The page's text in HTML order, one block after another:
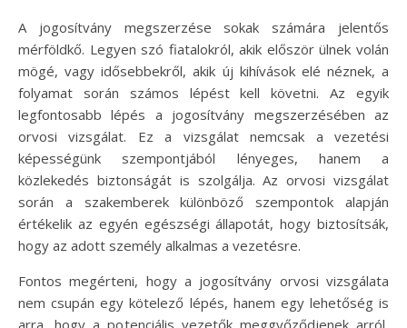
A jogosítvány megszerzése sokak számára jelentős
mérföldkő. Legyen szó fiatalokról, akik először ülnek volán
mögé, vagy idősebbekről, akik új kihívások elé néznek, a
folyamat során számos lépést kell követni. Az egyik
legfontosabb lépés a jogosítvány megszerzésében az
orvosi vizsgálat. Ez a vizsgálat nemcsak a vezetési
képességünk szempontjából lényeges, hanem a
közlekedés biztonságát is szolgálja. Az orvosi vizsgálat
során a szakemberek különböző szempontok alapján
értékelik az egyén egészségi állapotát, hogy biztosítsák,
hogy az adott személy alkalmas a vezetésre.
Fontos megérteni, hogy a jogosítvány orvosi vizsgálata
nem csupán egy kötelező lépés, hanem egy lehetőség is
arra, hogy a potenciális vezetők meggyőződjenek arról,